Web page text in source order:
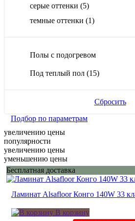
серые оттенки (5)
темные оттенки (1)
Полы с подогревом
Под теплый пол (15)
Сбросить
Подбор по параметрам
увеличению цены
популярности
увеличению цены
уменьшению цены
Бесплатная доставка
Ламинат Alsafloor Конго 140W 33
В корзину